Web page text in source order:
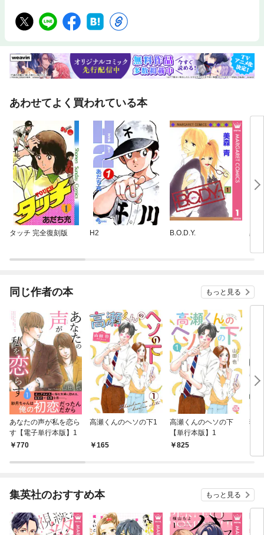
あわせてよく買われている本
タッチ 完全復刻版 H2 B.O.D.Y.
黒
同じ作者の本 もっと見る
あなたの声が私を恋ら
す【電子単行本版】1
770
高瀬くんのヘソの下1
165
高瀬くんのヘソの下
【単行本版】1
825
猫
集英社のおすすめ本 もっと見る